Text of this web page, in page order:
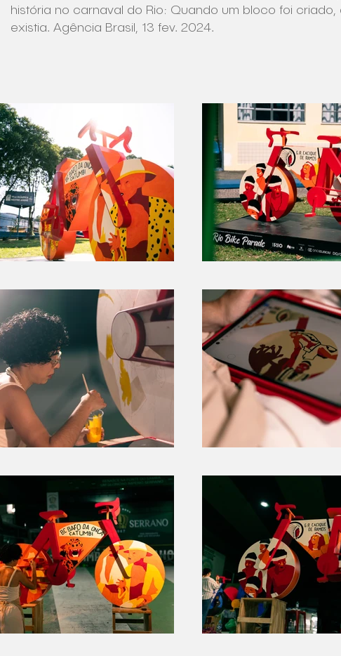
história no carnaval do Rio: Quando um bloco foi criado,
existia. Agência Brasil, 13 fev. 2024.